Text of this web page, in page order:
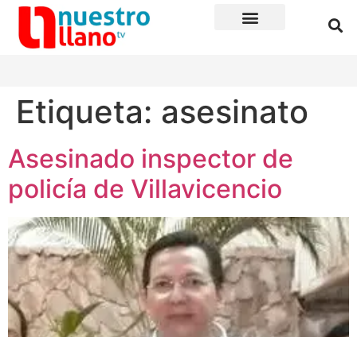
Etiqueta: asesinato
Asesinado inspector de
policía de Villavicencio